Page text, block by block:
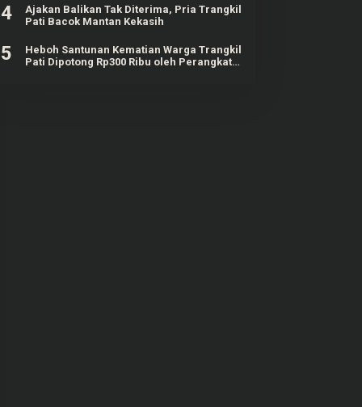
4
Ajakan Balikan Tak Diterima, Pria Trangkil
Pati Bacok Mantan Kekasih
5
Heboh Santunan Kematian Warga Trangkil
Pati Dipotong Rp300 Ribu oleh Perangkat